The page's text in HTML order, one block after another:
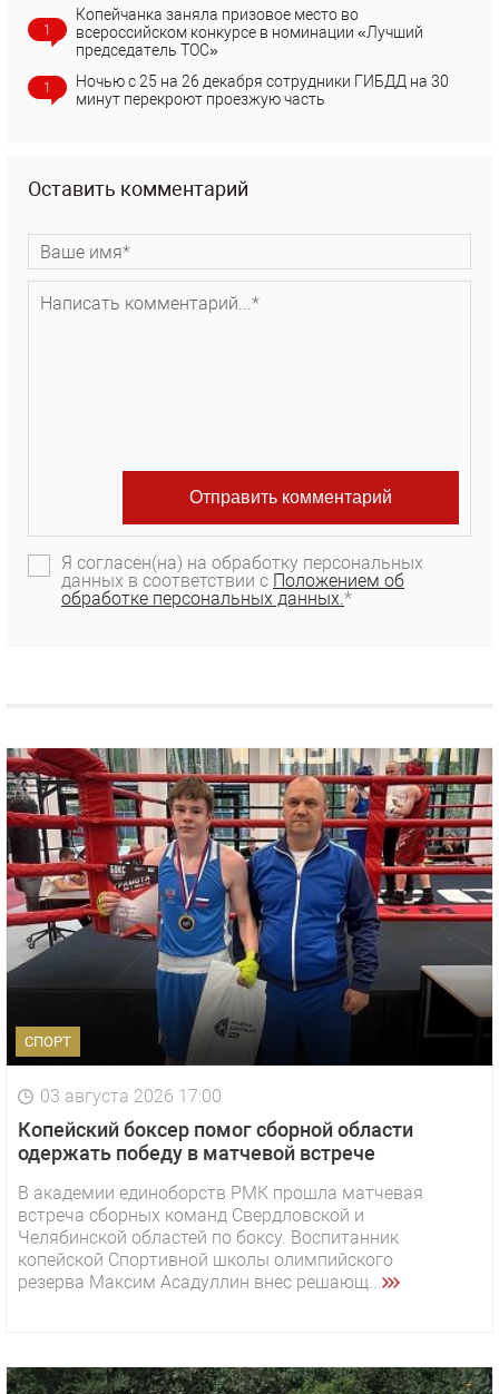
1
Копейчанка заняла призовое место во
всероссийском конкурсе в номинации «Лучший
председатель ТОС»
1
Ночью с 25 на 26 декабря сотрудники ГИБДД на 30
минут перекроют проезжую часть
Оставить комментарий
Я согласен(на) на обработку персональных
данных в соответствии с Положением об
обработке персональных данных.*
СПОРТ
03 августа 2026 17:00
Копейский боксер помог сборной области
одержать победу в матчевой встрече
В академии единоборств РМК прошла матчевая
встреча сборных команд Свердловской и
Челябинской областей по боксу. Воспитанник
копейской Спортивной школы олимпийского
резерва Максим Асадуллин внес решающ...